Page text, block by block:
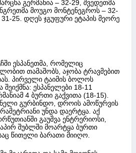
გერმანია – 32-29, შვედეთმა
მოუგო მონტენეგროს – 32-
25. დღეს ჯგუფური ეტაპის მეორე
ესპანეთმა, რომელიც
თამაშობს, აჯობა ტრავმებით
პირველი ტაიმის ბოლოს
ესპანელები 18-11
4 ბურთი გაქვითა (18-15).
გურბინდო, დროის ამოწურვის
უნდა დაერტყა. აქ
გაუშვა ენტრერიოსი,
შუბლში მოარტყა ბურთი
წითელი ბარათი მიიღო.